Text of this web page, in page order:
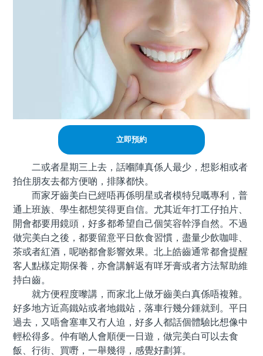
立即預約
二或者星期三上去，話嗰陣真係人最少，想影相或者
拍住朋友去都方便啲，排隊都快。
而家牙齒美白已經唔再係明星或者模特兒嘅專利，普
通上班族、學生都想笑得更自信。尤其近年打工仔拍片、
開會都要用鏡頭，好多都希望自己個笑容幹淨自然。不過
做完美白之後，都要留意平日飲食習慣，盡量少飲咖啡、
茶或者紅酒，呢啲都會影響效果。北上皓齒通常都會提醒
客人點樣定期保養，亦會講解返有咩牙膏或者方法幫助維
持白齒。
就方便程度嚟講，而家北上做牙齒美白真係唔複雜。
好多地方近高鐵站或者地鐵站，落車行幾分鍾就到。平日
過去，又唔會塞車又冇人迫，好多人都話個體驗比想像中
輕松得多。仲有啲人會順便一日遊，做完美白可以去食
飯、行街、買嘢，一舉幾得，感覺好劃算。